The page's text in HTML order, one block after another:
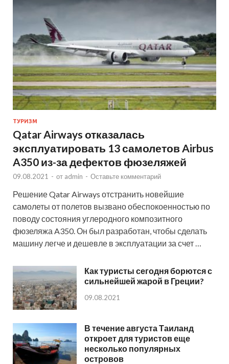
ТУРИЗМ
Qatar Airways отказалась
эксплуатировать 13 самолетов Airbus
A350 из-за дефектов фюзеляжей
09.08.2021 - от admin - Оставьте комментарий
Решение Qatar Airways отстранить новейшие
самолеты от полетов вызвано обеспокоенностью по
поводу состояния углеродного композитного
фюзеляжа A350. Он был разработан, чтобы сделать
машину легче и дешевле в эксплуатации за счет …
Как туристы сегодня борются с
сильнейшей жарой в Греции?
09.08.2021
В течение августа Таиланд
откроет для туристов еще
несколько популярных
островов